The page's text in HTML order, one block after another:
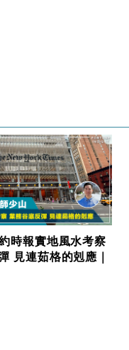
時報實地風水考察
見連茹格的剋應｜